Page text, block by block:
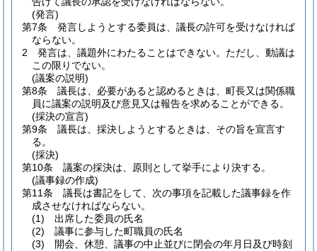
(発言)
第7条
発言しようとする委員は、議長の許可を受けなければ
ならない。
2
発言は、議題外にわたることはできない。 ただし、動議は
この限りでない。
(議案の説明)
第8条
議長は、必要があると認めるときは、町長又は関係職
員に議案の説明及び意見又は報告を求めることができる。
(採決の宣言)
第9条
議長は、採決しようとするときは、その旨を宣言す
る。
(採決)
第10条
議案の採決は、原則として挙手により決する。
(議事録の作成)
第11条
議長は書記をして、次の事項を記載した議事録を作
成させなければならない。
(1)
出席した委員の氏名
(2)
議事に参与した町職員の氏名
(3)
開会、休憩、議事の中止並びに閉会の年月日及び時刻